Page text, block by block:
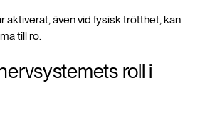
aktiverat, även vid fysisk trötthet, kan
till ro.
roll i